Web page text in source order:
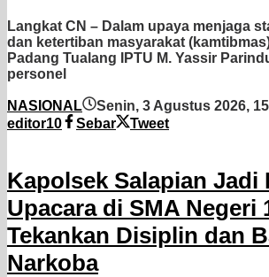
Langkat CN – Dalam upaya menjaga
dan ketertiban masyarakat
Padang Tualang IPTU M. Yassir
personel
NASIONAL Senin, 3 Agustus 2026,
editor10
Sebar Tweet
Kapolsek Salapian Jadi
Upacara di SMA Negeri
Tekankan Disiplin dan
Narkoba